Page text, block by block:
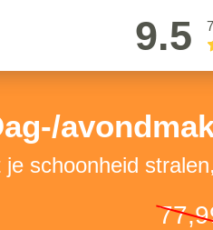
9.5
je schoonheid